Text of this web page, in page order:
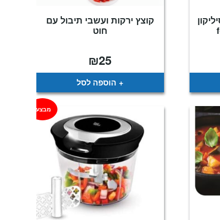
קוצץ ירקות ועשבי תיבול עם
חוט
₪25
הוספה לסל
מבצע!